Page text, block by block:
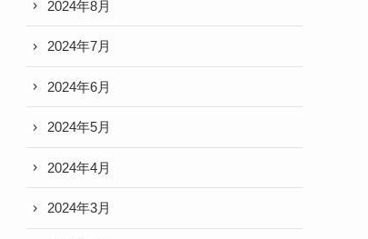
2024年8月
2024年7月
2024年6月
2024年5月
2024年4月
2024年3月